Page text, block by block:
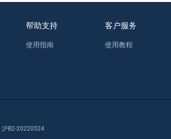
帮助支持
使用指南
客户服务
使用教程
沪B2-20220524